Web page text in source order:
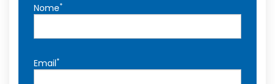
Nome*
Email*